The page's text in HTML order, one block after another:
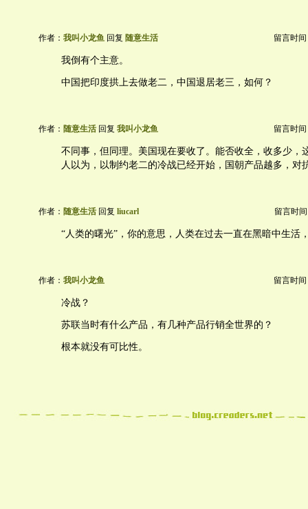
作者： 我叫小龙鱼 回复 随意生活 留言时间
我倒有个主意。
中国把印度拱上去做老二，中国退居老三，如何？
作者： 随意生活 回复 我叫小龙鱼 留言时间
不同事，但同理。美国现在要收了。能否收全，收多少，
人以为，以制约老二的冷战已经开始，国朝产品越多，对
作者： 随意生活 回复 liucarl 留言时间
“人类的曙光”，你的意思，人类在过去一直在黑暗中生活
作者： 我叫小龙鱼 留言时间
冷战？
苏联当时有什么产品，有几种产品行销全世界的？
根本就没有可比性。